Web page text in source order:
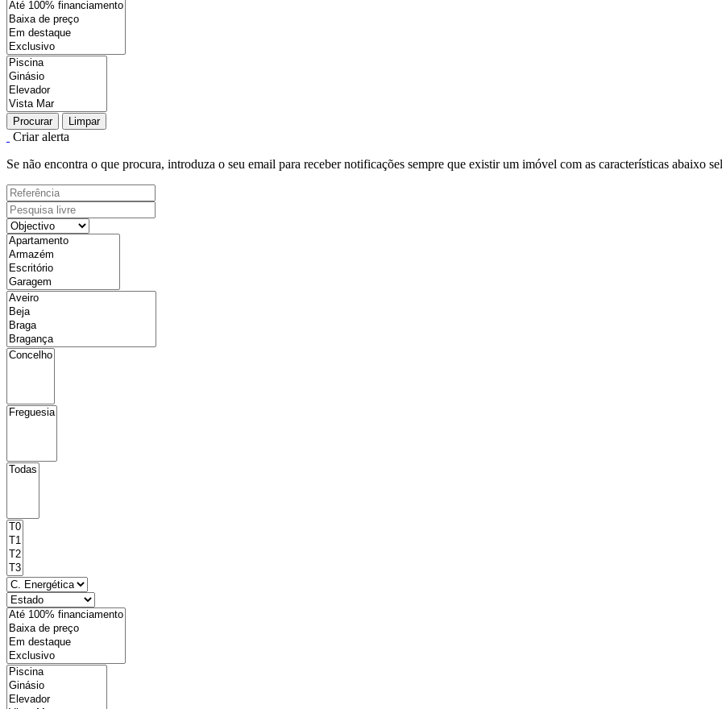
Procurar Limpar
Criar alerta
Se não encontra o que procura, introduza o seu email para receber notificações sempre que existir um imóvel com as características abaixo